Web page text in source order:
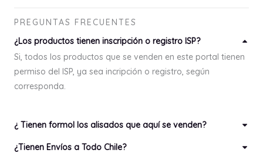
PREGUNTAS FRECUENTES
¿Los productos tienen inscripción o registro ISP?
Si, todos los productos que se venden en este portal tienen
permiso del ISP, ya sea incripción o registro, según
corresponda.
¿ Tienen formol los alisados que aquí se venden?
¿Tienen Envíos a Todo Chile?